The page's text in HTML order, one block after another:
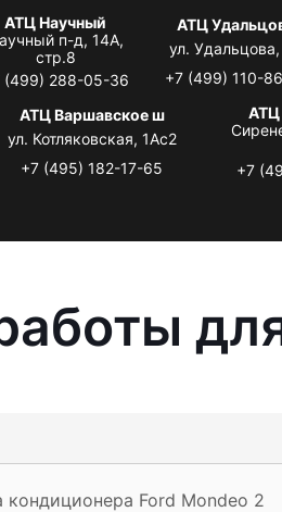
АТЦ Научный
п-д, 14А,
стр.8
(499) 288-05-36
АТЦ
ул.
+7 (499) 110-
АТЦ Варшавское ш
ул. Котляковская, 1Ас2
+7 (495) 182-17-65
АТЦ
+7
Ford Mondeo 2